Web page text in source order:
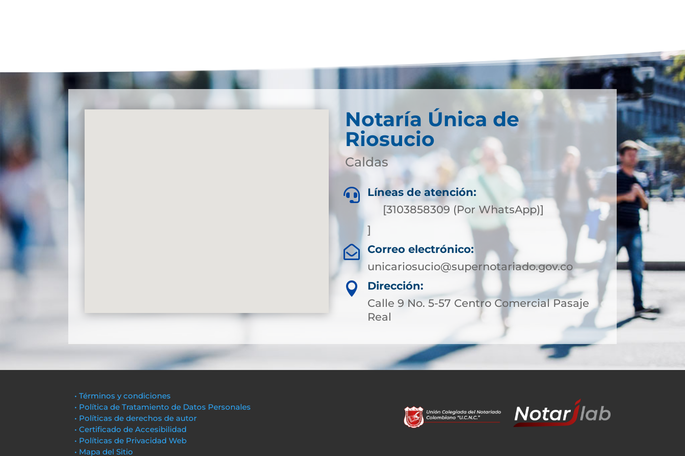
Notaría Única de
Riosucio
Caldas

Líneas de atención:
[3103858309 (Por WhatsApp)]
]

Correo electrónico:
unicariosucio@supernotariado.gov.co

Dirección:
Calle 9 No. 5-57 Centro Comercial Pasaje
Real
• Términos y condiciones
• Política de Tratamiento de Datos Personales
• Políticas de derechos de autor
• Certificado de Accesibilidad
• Políticas de Privacidad Web
• Mapa del Sitio